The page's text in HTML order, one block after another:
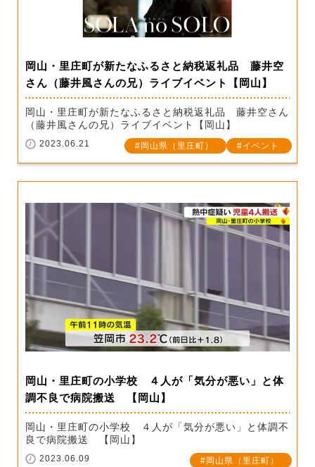
岡山・里庄町が新たなふるさと納税返礼品 藤井空
さん（藤井風さんの兄）ライブイベント【岡山】
岡山・里庄町が新たなふるさと納税返礼品 藤井空さん
（藤井風さんの兄）ライブイベント【岡山】
2023.06.21 岡山県（里庄町） イベント
岡山・里庄町の小学校 ４人が「気分が悪い」と体
調不良で病院搬送 【岡山】
岡山・里庄町の小学校 ４人が「気分が悪い」と体調不
良で病院搬送 【岡山】
2023.06.09 岡山県（里庄町）